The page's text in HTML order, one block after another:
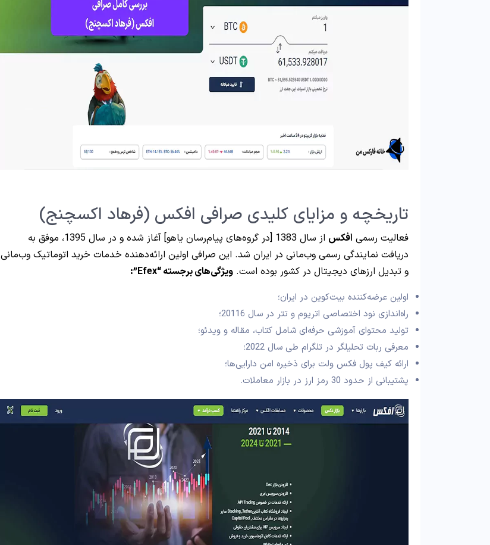
تاریخچه و مزایای کلیدی صرافی افکس (فرهاد اکسچنج)
فعالیت رسمی افکس
از سال 1383 [در گروه‌های پیام‌رسان یاهو] آغاز شده و در سال 1395، موفق به
دریافت نمایندگی رسمی وب‌مانی در ایران شد. این صرافی اولین ارائه‌دهنده خدمات خرید اتوماتیک وب‌مانی
و تبدیل ارزهای دیجیتال در کشور بوده است. ویژگی‌های برجسته “Efex”:
اولین عرضه‌کننده بیت‌کوین در ایران؛
راه‌اندازی نود اختصاصی اتریوم و تتر در سال 20116؛
تولید محتوای آموزشی حرفه‌ای شامل کتاب، مقاله و ویدئو؛
معرفی ربات تحلیلگر در تلگرام طی سال 2022؛
ارائه کیف پول فکس ولت برای ذخیره امن دارایی‌ها؛
پشتیبانی از حدود 30 رمز ارز در بازار معاملات.